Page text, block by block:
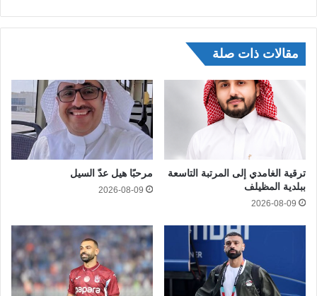
مقالات ذات صلة
ترقية الغامدي إلى المرتبة التاسعة
ببلدية المظيلف
2026-08-09
مرحبًا هيل عدّ السيل
2026-08-09